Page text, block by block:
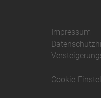
Impressum
Cookie-